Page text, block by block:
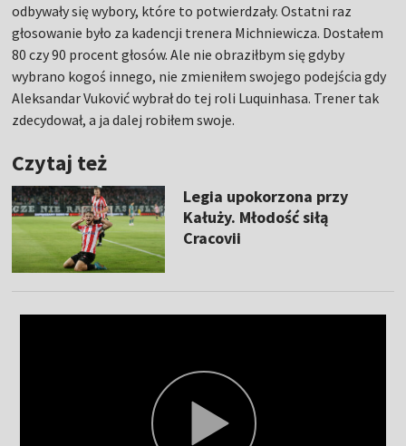
odbywały się wybory, które to potwierdzały. Ostatni raz
głosowanie było za kadencji trenera Michniewicza. Dostałem
80 czy 90 procent głosów. Ale nie obraziłbym się gdyby
wybrano kogoś innego, nie zmieniłem swojego podejścia gdy
Aleksandar Vuković wybrał do tej roli Luquinhasa. Trener tak
zdecydował, a ja dalej robiłem swoje.
Czytaj też
Legia upokorzona przy
Kałuży. Młodość siłą
Cracovii